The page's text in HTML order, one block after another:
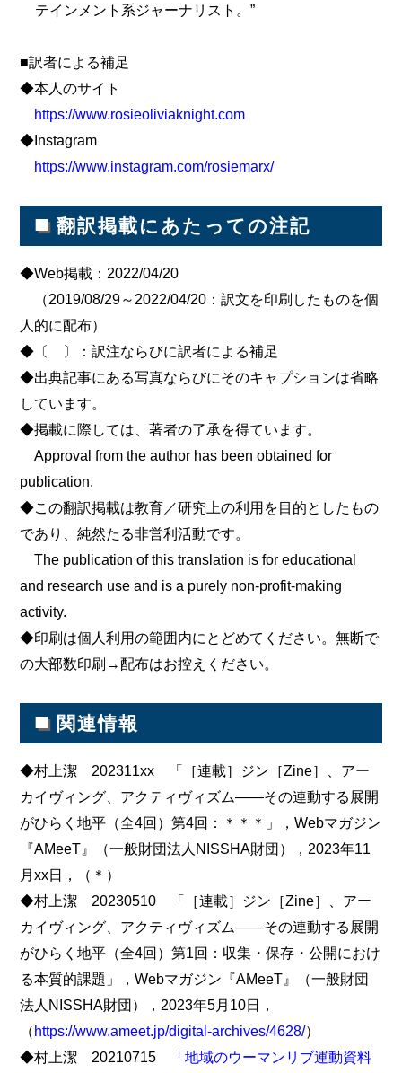
テインメント系ジャーナリスト。”
■訳者による補足
◆本人のサイト
https://www.rosieoliviaknight.com
◆Instagram
https://www.instagram.com/rosiemarx/
■ 翻訳掲載にあたっての注記
◆Web掲載：2022/04/20
（2019/08/29～2022/04/20：訳文を印刷したものを個
人的に配布）
◆〔 〕：訳注ならびに訳者による補足
◆出典記事にある写真ならびにそのキャプションは省略
しています。
◆掲載に際しては、著者の了承を得ています。
Approval from the author has been obtained for
publication.
◆この翻訳掲載は教育／研究上の利用を目的としたもの
であり、純然たる非営利活動です。
The publication of this translation is for educational
and research use and is a purely non-profit-making
activity.
◆印刷は個人利用の範囲内にとどめてください。無断で
の大部数印刷→配布はお控えください。
■ 関連情報
◆村上潔 202311xx 「［連載］ジン［Zine］、アー
カイヴィング、アクティヴィズム――その連動する展開
がひらく地平（全4回）第4回：＊＊＊」，Webマガジン
『AMeeT』（一般財団法人NISSHA財団），2023年11
月xx日，（＊）
◆村上潔 20230510 「［連載］ジン［Zine］、アー
カイヴィング、アクティヴィズム――その連動する展開
がひらく地平（全4回）第1回：収集・保存・公開におけ
る本質的課題」，Webマガジン『AMeeT』（一般財団
法人NISSHA財団），2023年5月10日，
（https://www.ameet.jp/digital-archives/4628/）
◆村上潔 20210715
「地域のウーマンリブ運動資料